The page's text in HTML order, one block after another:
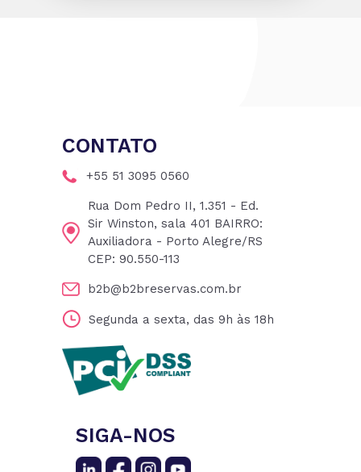
CONTATO
+55 51 3095 0560
Rua Dom Pedro II, 1.351 - Ed.
Sir Winston, sala 401 BAIRRO:
Auxiliadora - Porto Alegre/RS
CEP: 90.550-113
b2b@b2breservas.com.br
Segunda a sexta, das 9h às 18h
SIGA-NOS